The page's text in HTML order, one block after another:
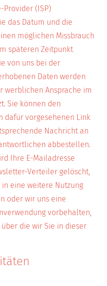
(ISP)
das Datum und die
möglichen Missbrauch
späteren Zeitpunkt
von uns bei der
Daten werden
werblichen Ansprache im
Sie können den
dafür vorgesehenen Link
Nachricht an
abbestellen.
Ihre E-Mailadresse
Verteiler gelöscht,
eine weitere Nutzung
oder wir uns eine
vorbehalten,
die wir Sie in dieser